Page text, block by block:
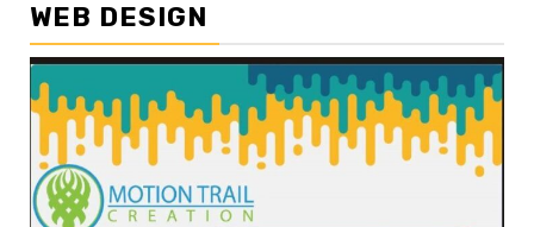
WEB DESIGN